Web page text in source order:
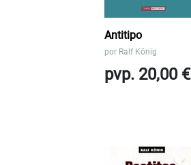
Antitipo
por Ralf König
pvp. 20,00 €